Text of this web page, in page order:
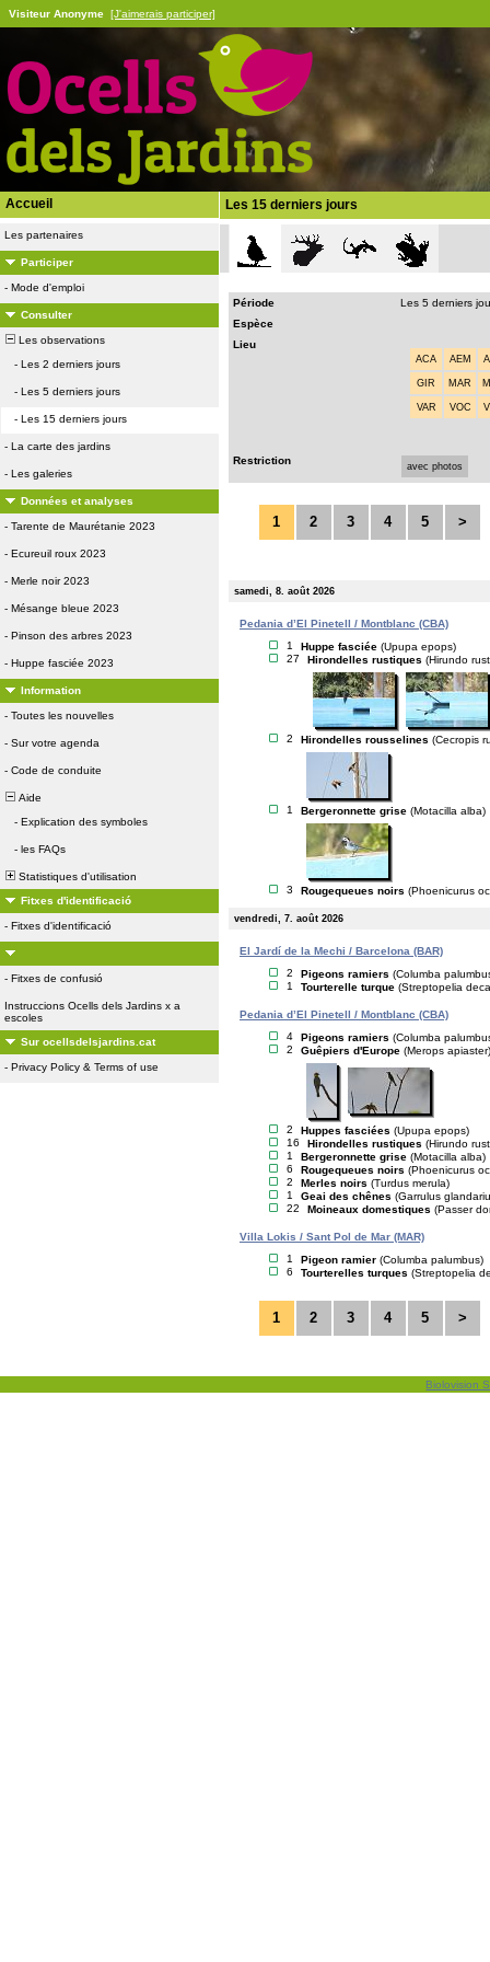
Visiteur Anonyme [J'aimerais participer]
Accueil
Les partenaires
Participer
- Mode d'emploi
Consulter
Les observations
- Les 2 derniers jours
- Les 5 derniers jours
- Les 15 derniers jours
- La carte des jardins
- Les galeries
Données et analyses
- Tarente de Maurétanie 2023
- Ecureuil roux 2023
- Merle noir 2023
- Mésange bleue 2023
- Pinson des arbres 2023
- Huppe fasciée 2023
Information
- Toutes les nouvelles
- Sur votre agenda
- Code de conduite
Aide
- Explication des symboles
- les FAQs
Statistiques d'utilisation
Fitxes d'identificació
- Fitxes d'identificació
- Fitxes de confusió
Instruccions Ocells dels Jardins x a
escoles
Sur ocellsdelsjardins.cat
- Privacy Policy & Terms of use
Les 15 derniers jours
Période
Les 5 derniers
Espèce
Lieu
ACA AEM
GIR MAR
VAR VOC
Restriction avec photos
1 2 3 4 5 >
samedi, 8. août 2026
Pedania d’El Pinetell / Montblanc (CBA)
1
Huppe fasciée (Upupa epops)
27
Hirondelles rustiques (Hirundo
2 Hirondelles rousselines (Cecropis
1 Bergeronnette grise (Motacilla alba)
3 Rougequeues noirs (Phoenicurus
vendredi, 7. août 2026
El Jardí de la Mechi / Barcelona (BAR)
2
Pigeons ramiers (Columba
1
Tourterelle turque (Streptopelia
Pedania d’El Pinetell / Montblanc (CBA)
4
Pigeons ramiers (Columba
2
Guêpiers d'Europe (Merops apiaster)
2 Huppes fasciées (Upupa epops)
16
Hirondelles rustiques (Hirundo
1
Bergeronnette grise (Motacilla alba)
6
Rougequeues noirs (Phoenicurus
2
Merles noirs (Turdus merula)
1
Geai des chênes (Garrulus
22
Moineaux domestiques (Passer
Villa Lokis / Sant Pol de Mar (MAR)
1
Pigeon ramier (Columba palumbus)
6
Tourterelles turques (Streptopelia
1 2 3 4 5 >
Biolovision